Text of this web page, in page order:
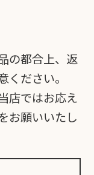
の都合上、返
ください。
店ではお応え
お願いいたし